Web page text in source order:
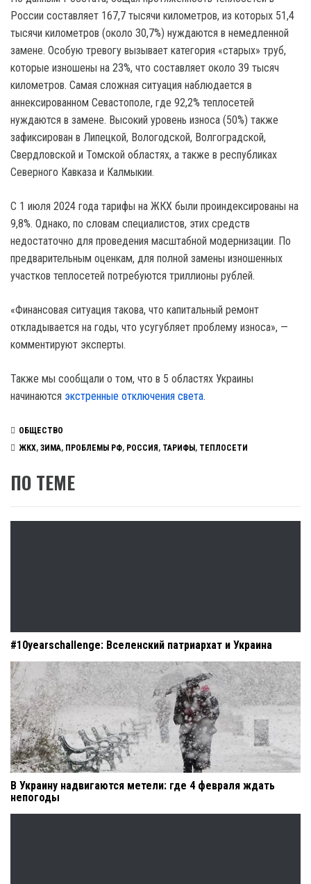
России составляет 167,7 тысячи километров, из которых 51,4
тысячи километров (около 30,7%) нуждаются в немедленной
замене. Особую тревогу вызывает категория «старых» труб,
которые изношены на 23%, что составляет около 39 тысяч
километров. Самая сложная ситуация наблюдается в
аннексированном Севастополе, где 92,2% теплосетей
нуждаются в замене. Высокий уровень износа (50%) также
зафиксирован в Липецкой, Вологодской, Волгоградской,
Свердловской и Томской областях, а также в республиках
Северного Кавказа и Калмыкии.
С 1 июля 2024 года тарифы на ЖКХ были проиндексированы на
9,8%. Однако, по словам специалистов, этих средств
недостаточно для проведения масштабной модернизации. По
предварительным оценкам, для полной замены изношенных
участков теплосетей потребуются триллионы рублей.
«Финансовая ситуация такова, что капитальный ремонт
откладывается на годы, что усугубляет проблему износа», —
комментируют эксперты.
Также мы сообщали о том, что в 5 областях Украины
начинаются экстренные отключения света.
ОБЩЕСТВО
ЖКХ, ЗИМА, ПРОБЛЕМЫ РФ, РОССИЯ , ТАРИФЫ , ТЕПЛОСЕТИ
ПО ТЕМЕ
#10yearschallenge: Вселенский патриархат и Украина
В Украину надвигаются метели: где 4 февраля ждать
непогоды